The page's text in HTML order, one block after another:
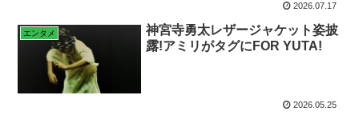
2026.07.17
エンタメ
神宮寺勇太レザージャケット姿披
露!アミリがタグにFOR YUTA!
2026.05.25